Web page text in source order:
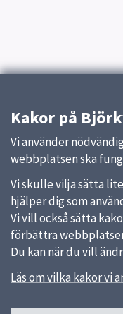
Kakor på
Vi använder
webbplatsen ska
Vi skulle vilja sätta
hjälper dig som
Vi vill också sätta
förbättra
Du kan när du vill
Läs om vilka kakor vi